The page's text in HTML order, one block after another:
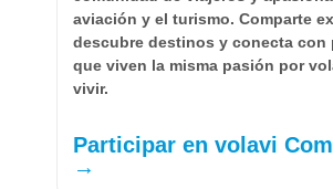
aviación y el turismo. Comparte
descubre destinos y conecta con
que viven la misma pasión por
vivir.
Participar en volavi
→